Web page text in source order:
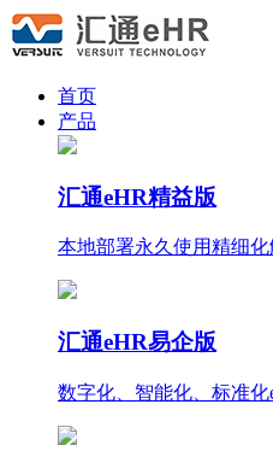
首页
产品
汇通eHR精益版
本地部署永久使用精细化
汇通eHR易企版
数字化、智能化、标准